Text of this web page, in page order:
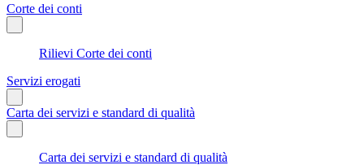
Corte dei conti
Rilievi Corte dei conti
Servizi erogati
Carta dei servizi e standard di qualità
Carta dei servizi e standard di qualità